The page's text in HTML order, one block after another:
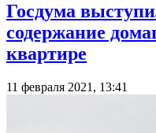
Госдума
содержание
квартире
11 февраля 2021, 13:41